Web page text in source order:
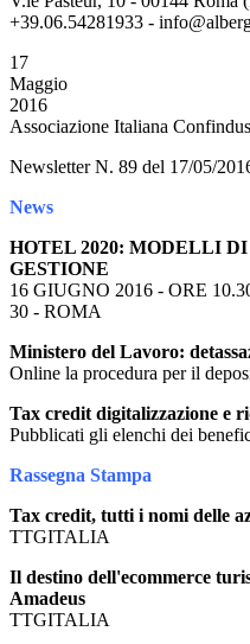
+39.06.54281933 -
17
Maggio
2016
Associazione Italiana
Newsletter N. 89 del 17/05/
News
HOTEL 2020: MODELLI
GESTIONE
16 GIUGNO 2016 - ORE
30 - ROMA
Ministero del Lavoro:
Online la procedura per il
Tax credit digitalizzazione e
Pubblicati gli elenchi dei
Rassegna Stampa
Tax credit, tutti i nomi delle
TTGITALIA
Il destino dell'ecommerce
Amadeus
TTGITALIA